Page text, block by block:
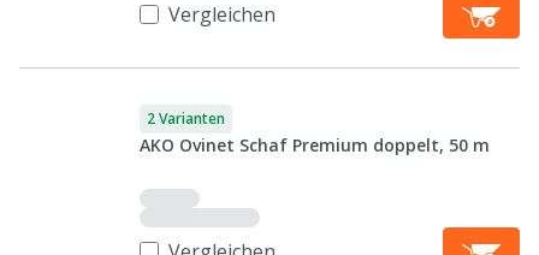
Vergleichen
2 Varianten
AKO Ovinet Schaf Premium doppelt, 50 m